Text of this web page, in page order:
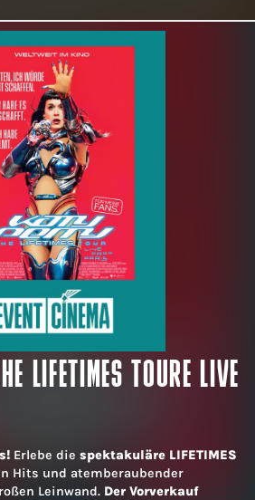
LIFETIMES TOURE LIVE
Erlebe die spektakuläre LIFETIMES
Hits und atemberaubender
Leinwand. Der Vorverkauf